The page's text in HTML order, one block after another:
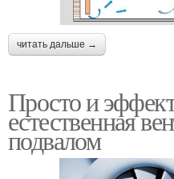
читать дальше →
Просто и
естественная
подвалом